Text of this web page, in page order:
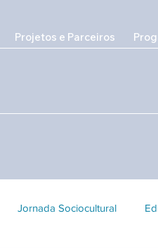
Projetos e Parceiros
Jornada Sociocultural